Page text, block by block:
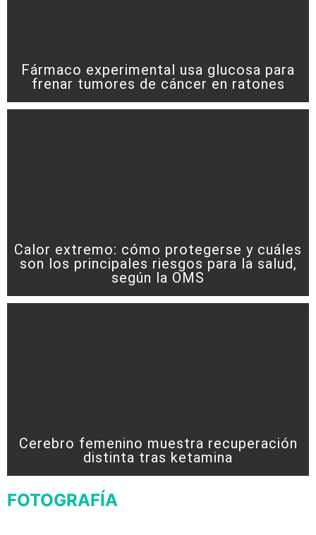
Fármaco experimental usa glucosa para
frenar tumores de cáncer en ratones
Calor extremo: cómo protegerse y cuáles
son los principales riesgos para la salud,
según la OMS
Cerebro femenino muestra recuperación
distinta tras ketamina
FOTOGRAFÍA